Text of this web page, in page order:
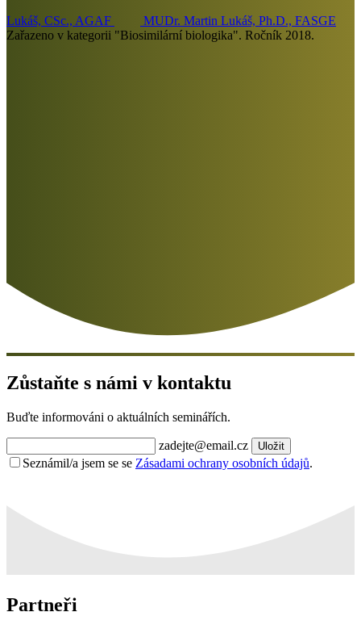
Lukáš, CSc., AGAF
MUDr. Martin Lukáš, Ph.D., FASGE
Zařazeno v kategorii "Biosimilární biologika". Ročník 2018.
Zůstaňte s námi v kontaktu
Buďte informováni o aktuálních seminářích.
zadejte@email.cz Uložit
Seznámil/a jsem se se Zásadami ochrany osobních údajů.
Partneři